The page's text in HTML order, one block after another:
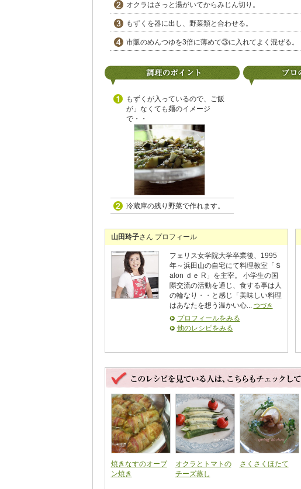
オクラはさっと湯がいてからみじん切り。
もずくを器に出し、野菜類と合わせる。
市販のめんつゆを3倍に薄めて③に入れてよく混ぜる。
もずくが入っているので、ご飯
が」なくても麺のイメージ
で・・
冷蔵庫の残り野菜で作れます。
山田玲子さん プロフィール
フェリス女学院大学卒業後、1995
年～浜田山の自宅にて料理教室「Ｓ
alon ｄｅ R」を主宰。 小学生の国
際交流の活動を通じ、食する事は人
の輪なり・・と感じ「美味しい料理
はあなたを想う温かい心... つづき
プロフィールをみる
他のレシピをみる
焼きなすのオーブ
ン焼き
オクラとトマトの
チーズ蒸し
さくさくほたて